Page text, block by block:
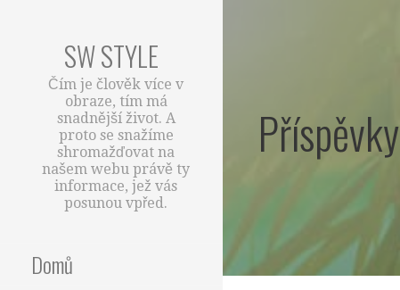
SW STYLE
Čím je člověk více v
obraze, tím má
snadnější život. A
proto se snažíme
shromažďovat na
našem webu právě ty
informace, jež vás
posunou vpřed.
Domů
Příspěvky